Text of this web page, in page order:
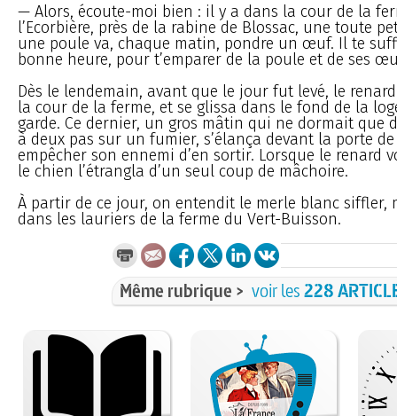
— Alors, écoute-moi bien : il y a dans la cour de la
l’Ecorbière, près de la rabine de Blossac, une toute
une poule va, chaque matin, pondre un œuf. Il te
bonne heure, pour t’emparer de la poule et de ses
Dès le lendemain, avant que le jour fut levé, le
la cour de la ferme, et se glissa dans le fond de la
garde. Ce dernier, un gros mâtin qui ne dormait que
à deux pas sur un fumier, s’élança devant la porte
empêcher son ennemi d’en sortir. Lorsque le renard
le chien l’étrangla d’un seul coup de mâchoire.
À partir de ce jour, on entendit le merle blanc siffler,
dans les lauriers de la ferme du Vert-Buisson.
Même rubrique > voir les228